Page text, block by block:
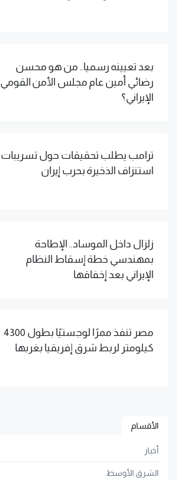
بعد تعيينه رسميا.. من هو محسن
رضائي أمين عام مجلس الأمن القومي
الإيراني؟
ترامب يطلب تحقيقات حول تسريبات
استنزاف الذخيرة بحرب إيران
زلزال داخل الموساد.. الإطاحة
بمهندسي خطة إسقاط النظام
الإيراني بعد إخفاقها
مصر تنفذ ممرًا لوجستيًا بطول 4300
كيلومتر لربط شرق إفريقيا بغربها
الأقسام
أخبار
الشرق الأوسط